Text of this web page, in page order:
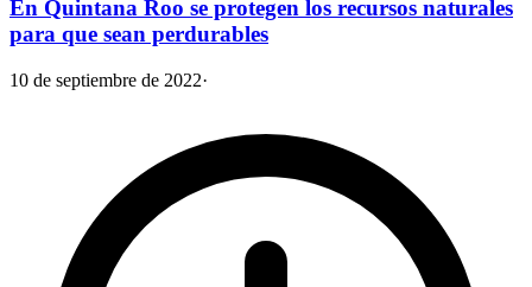
En Quintana Roo se protegen los recursos naturales
para que sean perdurables
10 de septiembre de 2022·